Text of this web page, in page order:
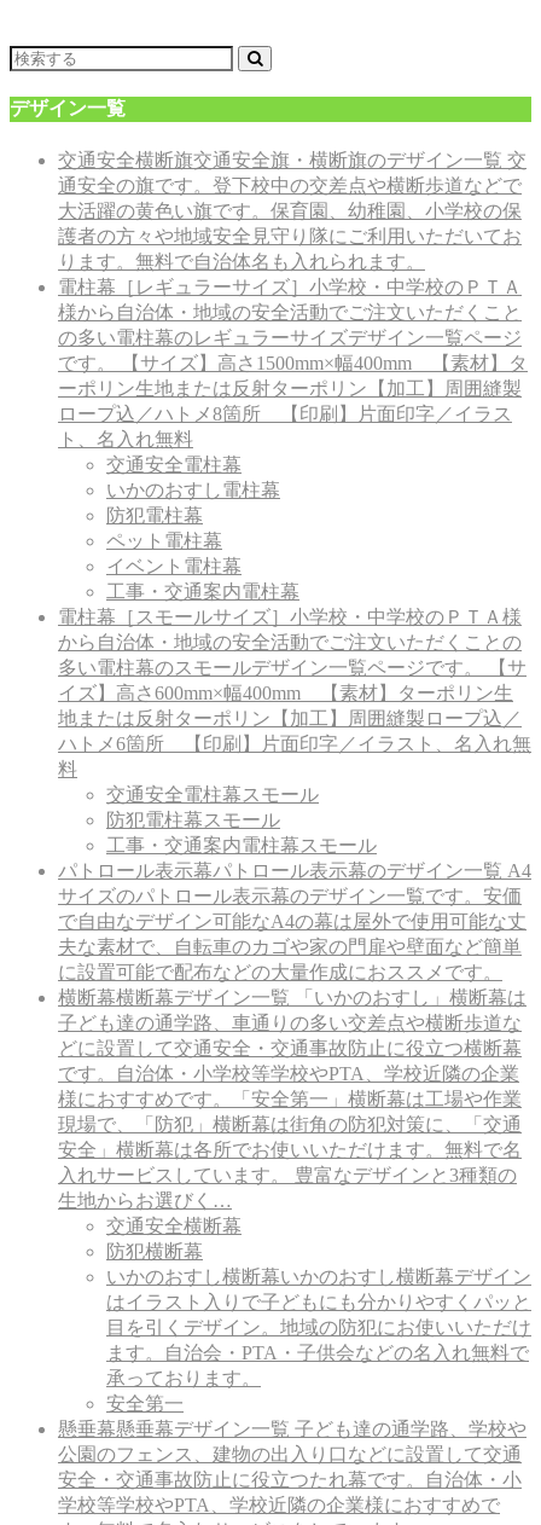
デザイン一覧
交通安全横断旗交通安全旗・横断旗のデザイン一覧 交
通安全の旗です。登下校中の交差点や横断歩道などで
大活躍の黄色い旗です。保育園、幼稚園、小学校の保
護者の方々や地域安全見守り隊にご利用いただいてお
ります。無料で自治体名も入れられます。
電柱幕［レギュラーサイズ］ 小学校・中学校のＰＴＡ
様から自治体・地域の安全活動でご注文いただくこと
の多い電柱幕のレギュラーサイズデザイン一覧ページ
です。 【サイズ】高さ1500mm×幅400mm 【素材】タ
ーポリン生地または反射ターポリン【加工】周囲縫製
ロープ込／ハトメ8箇所 【印刷】片面印字／イラス
ト、名入れ無料
交通安全電柱幕
いかのおすし電柱幕
防犯電柱幕
ペット電柱幕
イベント電柱幕
工事・交通案内電柱幕
電柱幕［スモールサイズ］ 小学校・中学校のＰＴＡ様
から自治体・地域の安全活動でご注文いただくことの
多い電柱幕のスモールデザイン一覧ページです。 【サ
イズ】高さ600mm×幅400mm 【素材】ターポリン生
地または反射ターポリン【加工】周囲縫製ロープ込／
ハトメ6箇所 【印刷】片面印字／イラスト、名入れ無
料
交通安全電柱幕スモール
防犯電柱幕スモール
工事・交通案内電柱幕スモール
パトロール表示幕パトロール表示幕のデザイン一覧 A4
サイズのパトロール表示幕のデザイン一覧です。安価
で自由なデザイン可能なA4の幕は屋外で使用可能な丈
夫な素材で、自転車のカゴや家の門扉や壁面など簡単
に設置可能で配布などの大量作成におススメです。
横断幕横断幕デザイン一覧 「いかのおすし」横断幕は
子ども達の通学路、車通りの多い交差点や横断歩道な
どに設置して交通安全・交通事故防止に役立つ横断幕
です。自治体・小学校等学校やPTA、学校近隣の企業
様におすすめです。「安全第一」横断幕は工場や作業
現場で、「防犯」横断幕は街角の防犯対策に、「交通
安全」横断幕は各所でお使いいただけます。無料で名
入れサービスしています。 豊富なデザインと3種類の
生地からお選びく…
交通安全横断幕
防犯横断幕
いかのおすし横断幕いかのおすし横断幕デザイン
はイラスト入りで子どもにも分かりやすくパッと
目を引くデザイン。地域の防犯にお使いいただけ
ます。自治会・PTA・子供会などの名入れ無料で
承っております。
安全第一
懸垂幕懸垂幕デザイン一覧 子ども達の通学路、学校や
公園のフェンス、建物の出入り口などに設置して交通
安全・交通事故防止に役立つたれ幕です。自治体・小
学校等学校やPTA、学校近隣の企業様におすすめで